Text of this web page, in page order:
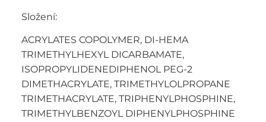
Složení:
ACRYLATES COPOLYMER, DI-HEMA
TRIMETHYLHEXYL DICARBAMATE,
ISOPROPYLIDENEDIPHENOL PEG-2
DIMETHACRYLATE, TRIMETHYLOLPROPANE
TRIMETHACRYLATE, TRIPHENYLPHOSPHINE,
TRIMETHYLBENZOYL DIPHENYLPHOSPHINE